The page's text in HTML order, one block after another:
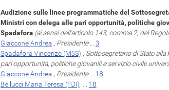
Audizione sulle linee programmatiche del
Ministri con delega alle pari opportunità, politiche
Spadafora (ai sensi dell'articolo 143, comma 2, del
Giaccone Andrea , Presidente... 3
Spadafora Vincenzo (M5S) , Sottosegretario di Stato
pari opportunità, politiche giovanili e servizio civile
Giaccone Andrea , Presidente... 18
Bellucci Maria Teresa (FDI)
18